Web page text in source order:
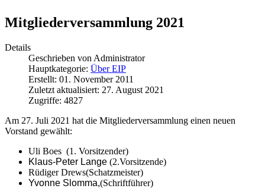
Mitgliederversammlung 2021
Details
Geschrieben von Administrator
Hauptkategorie: Über EIP
Erstellt: 01. November 2011
Zuletzt aktualisiert: 27. August 2021
Zugriffe: 4827
Am 27. Juli 2021 hat die Mitgliederversammlung einen neuen
Vorstand gewählt:
Uli Boes (1. Vorsitzender)
Klaus-Peter Lange (2.Vorsitzende)
Rüdiger Drews(Schatzmeister)
Yvonne Slomma,(Schriftführer)